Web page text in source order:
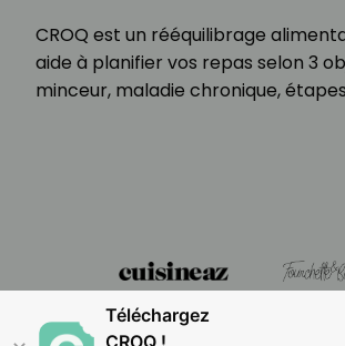
CROQ est un rééquilibrage
aide à planifier vos repas selon 3
minceur, maladie chronique,
Téléchargez
CROQ !